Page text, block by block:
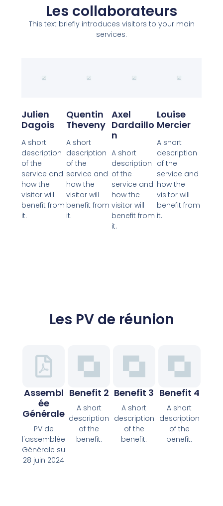
Les collaborateurs
This text briefly introduces visitors to your main
services.
Julien
Dagois
A short
description
of the
service and
how the
visitor will
benefit from
it.
Quentin
Theveny
A short
description
of the
service and
how the
visitor will
benefit from
it.
Axel
Dardaillo
N
A short
description
of the
service and
how the
visitor will
benefit from
it.
Louise
Mercier
A short
description
of the
service and
how the
visitor will
benefit from
it.
Les PV de réunion
Assembl
Ée
Générale
PV de
l'assemblée
Générale su
28 juin 2024
Benefit 2
A short
description
of the
benefit.
Benefit 3
A short
description
of the
benefit.
Benefit 4
A short
description
of the
benefit.